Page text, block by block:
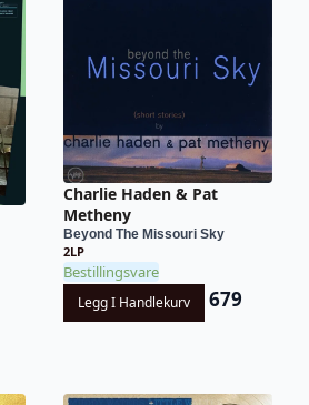
Charlie Haden & Pat
Metheny
Beyond The Missouri Sky
2LP
Bestillingsvare
Legg I Handlekurv 679